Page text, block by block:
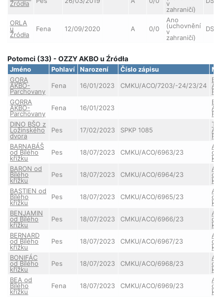
Źródła v
zahraničí)
ORLA
u
Źródła
Fena 12/09/2020 A 0/0
Ano
(uchovnění
v
zahraničí)
DS
Potomci (33) - OZZY AKBO u Źródła
Jméno Pohlaví Narození Číslo zápisu
GORA
AKBO-
Parchovany
Fena 16/01/2023 CMKU/ACO/7203/-24/23/24
GORRA
AKBO-
Parchovany
Fena 16/01/2023
DINO BŠO z
Ložinského
dvora
Pes 17/02/2023 SPKP 1085
BARNABÁŠ
od Bílého
křížku
Pes 18/07/2023 CMKU/ACO/6963/23 od
BARON od
Bílého
křížku
Pes 18/07/2023 CMKU/ACO/6964/23 od
BASTIEN od
Bílého
křížku
Pes 18/07/2023 CMKU/ACO/6965/23 od
BENJAMIN
od Bílého
křížku
Pes 18/07/2023 CMKU/ACO/6966/23 od
BERNARD
od Bílého
křížku
Pes 18/07/2023 CMKU/ACO/6967/23 od
BONIFÁC
od Bílého
křížku
Pes 18/07/2023 CMKU/ACO/6968/23 od
BEA od
Bílého
křížku
Fena 18/07/2023 CMKU/ACO/6969/23 od